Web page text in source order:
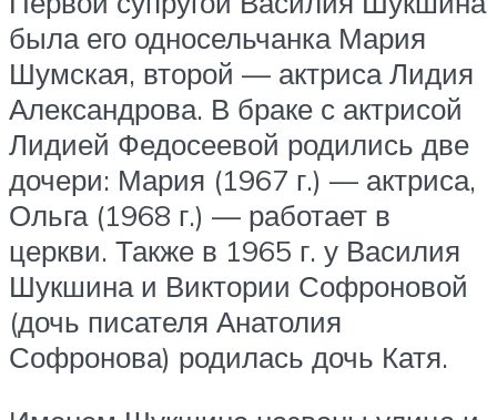
была его односельчанка Мария
Шумская, второй — актриса Лидия
Александрова. В браке с актрисой
Лидией Федосеевой родились две
дочери: Мария (1967 г.) — актриса,
Ольга (1968 г.) — работает в
церкви. Также в 1965 г. у Василия
Шукшина и Виктории Софроновой
(дочь писателя Анатолия
Софронова) родилась дочь Катя.